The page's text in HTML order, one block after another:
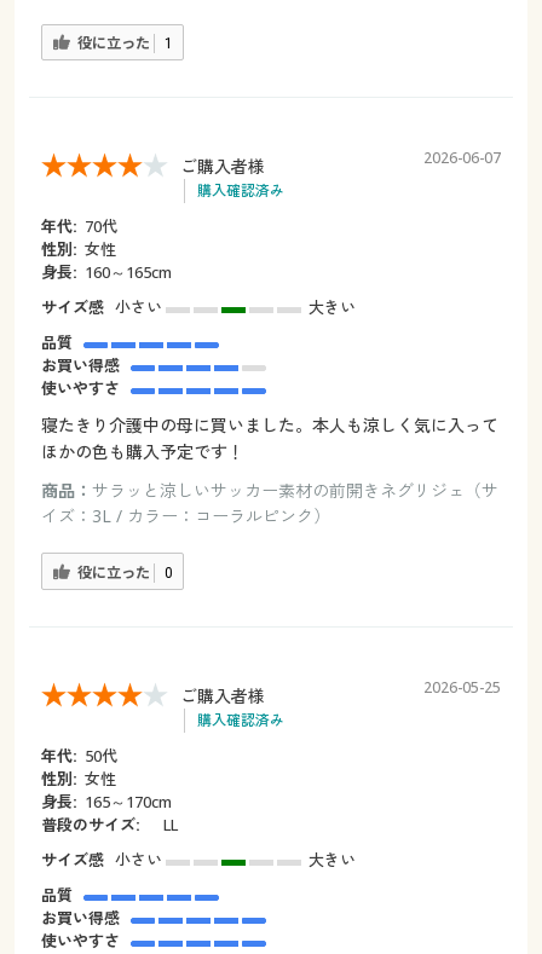
役に立った 1
ご購入者様
購入確認済み
2026-06-07
年代: 70代
性別: 女性
身長: 160～165cm
サイズ感 小さい
大きい
品質
お買い得感
使いやすさ
寝たきり介護中の母に買いました。本人も涼しく気に入って
ほかの色も購入予定です！
商品： サラッと涼しいサッカー素材の前開きネグリジェ（サ
イズ：3L / カラー：コーラルピンク）
役に立った 0
ご購入者様
購入確認済み
2026-05-25
年代: 50代
性別: 女性
身長: 165～170cm
普段のサイズ:
LL
サイズ感 小さい
大きい
品質
お買い得感
使いやすさ